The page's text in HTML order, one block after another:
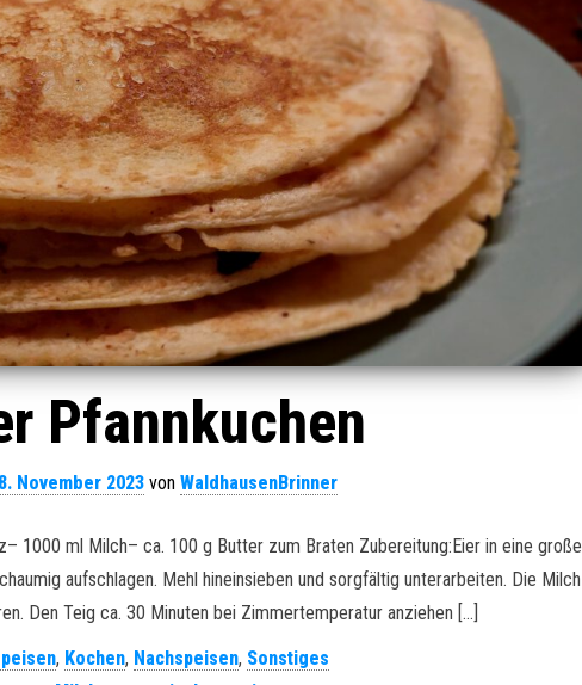
Pfannkuchen
November 2023 vonWaldhausenBrinner
1000 ml Milch– ca. 100 g Butter zum Braten Zubereitung:Eier in eine große
aufschlagen. Mehl hineinsieben und sorgfältig unterarbeiten. Die Milch
Den Teig ca. 30 Minuten bei Zimmertemperatur anziehen […]
, Kochen, Nachspeisen, Sonstiges